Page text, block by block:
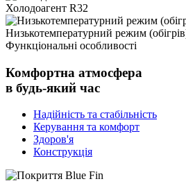
Холодоагент R32
Низькотемпературний режим
Функціональні особливості
Комфортна атмосфера
в будь-який час
Надійність та стабільність
Керування та комфорт
Здоров'я
Конструкція